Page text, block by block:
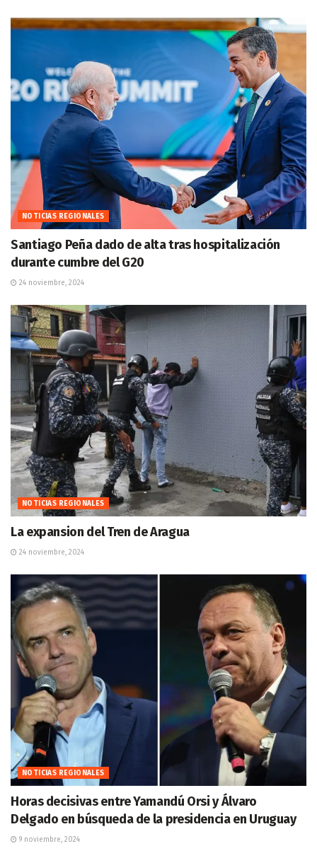
NOTICIAS REGIONALES
Santiago Peña dado de alta tras hospitalización
durante cumbre del G20
24 noviembre, 2024
NOTICIAS REGIONALES
La expansion del Tren de Aragua
24 noviembre, 2024
NOTICIAS REGIONALES
Horas decisivas entre Yamandú Orsi y Álvaro
Delgado en búsqueda de la presidencia en Uruguay
9 noviembre, 2024